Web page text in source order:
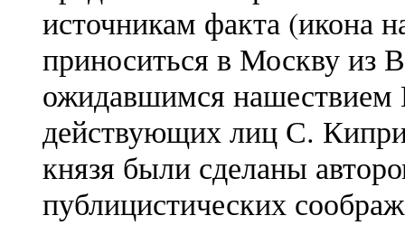
источникам факта (икона
приноситься в Москву из
ожидавшимся
действующих лиц С.
князя были сделаны
публицистических